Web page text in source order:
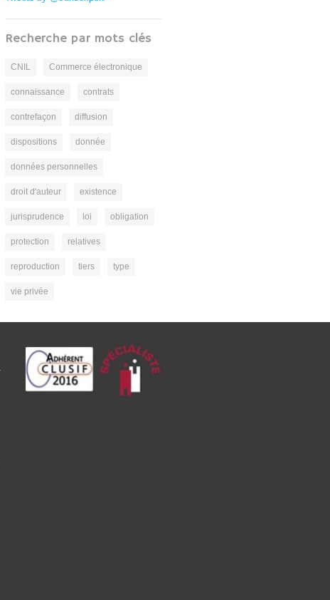
Recherche par mots clés
CNIL Commerce électronique
connaissance contrats
contrefaçon diffusion
dispositions donnée
données personnelles
droit d'auteur existence
jurisprudence loi obligation
protection relatives
reproduction tiers type
vie privée